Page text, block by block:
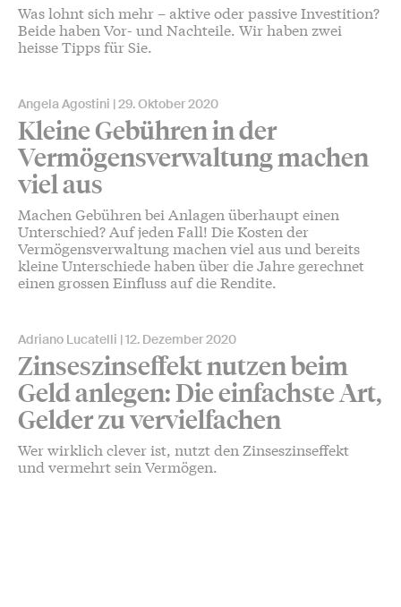
Was lohnt sich mehr – aktive oder passive Investition?
Beide haben Vor- und Nachteile. Wir haben zwei
heisse Tipps für Sie.
Angela Agostini 29. Oktober 2020
Kleine Gebühren in der
Vermögensverwaltung machen
viel aus
Machen Gebühren bei Anlagen überhaupt einen
Unterschied? Auf jeden Fall! Die Kosten der
Vermögensverwaltung machen viel aus und bereits
kleine Unterschiede haben über die Jahre gerechnet
einen grossen Einfluss auf die Rendite.
Adriano Lucatelli 12. Dezember 2020
Zinseszinseffekt nutzen beim
Geld anlegen: Die einfachste Art,
Gelder zu vervielfachen
Wer wirklich clever ist, nutzt den Zinseszinseffekt
und vermehrt sein Vermögen.